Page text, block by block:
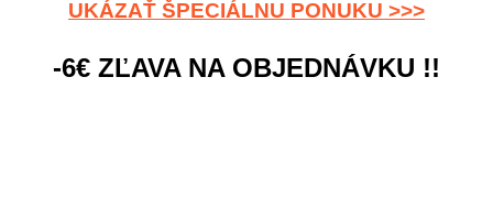
UKÁZAŤ ŠPECIÁLNU PONUKU >>>
-6€ ZĽAVA NA OBJEDNÁVKU !!